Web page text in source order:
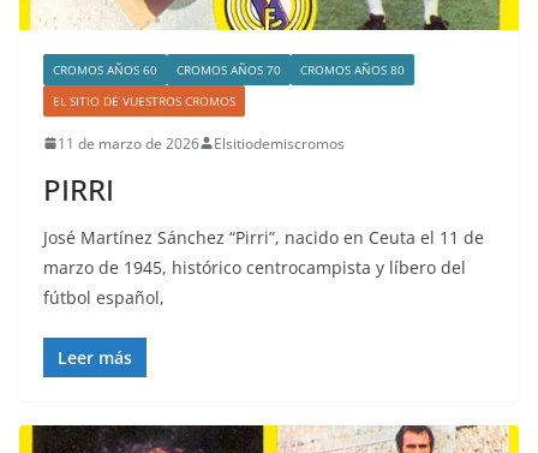
CROMOS AÑOS 60 CROMOS AÑOS 70
CROMOS AÑOS 80
EL SITIO DE VUESTROS CROMOS
11 de marzo de 2026 Elsitiodemiscromos
PIRRI
José Martínez Sánchez “Pirri”, nacido en Ceuta el 11 de
marzo de 1945, histórico centrocampista y líbero del
fútbol español,
Leer más